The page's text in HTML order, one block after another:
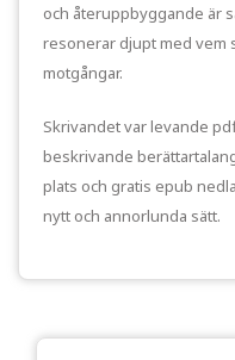
och återuppbyggande är
resonerar djupt med vem
motgångar.
Skrivandet var levande
beskrivande
plats och gratis epub
nytt och annorlunda sätt.